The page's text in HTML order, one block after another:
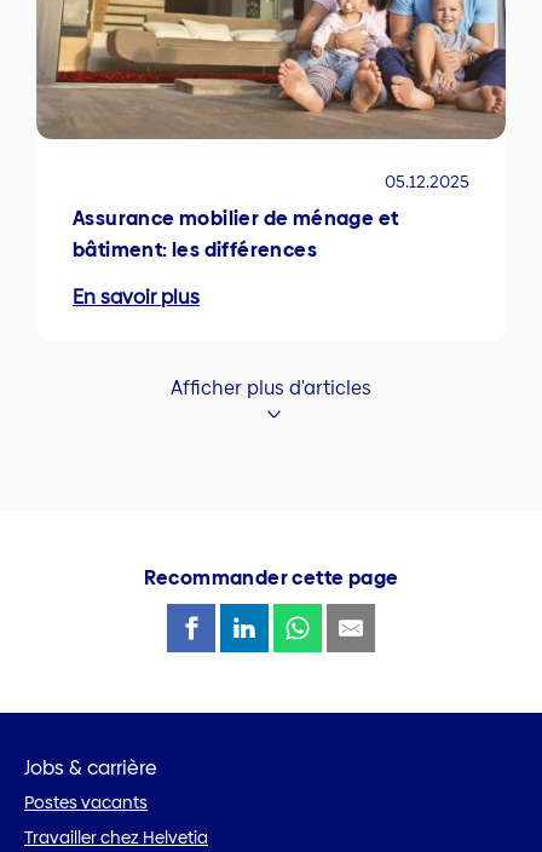
05.12.2025
Assurance mobilier de ménage et
bâtiment: les différences
En savoir plus
Afficher plus d'articles
Recommander cette page
Jobs & carrière
Postes vacants
Travailler chez Helvetia